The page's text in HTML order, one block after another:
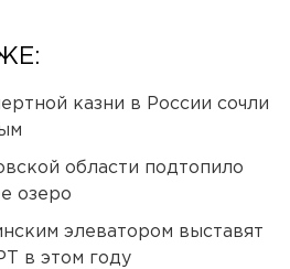
казни в России сочли
области подтопило
озеро
элеватором выставят
в этом году